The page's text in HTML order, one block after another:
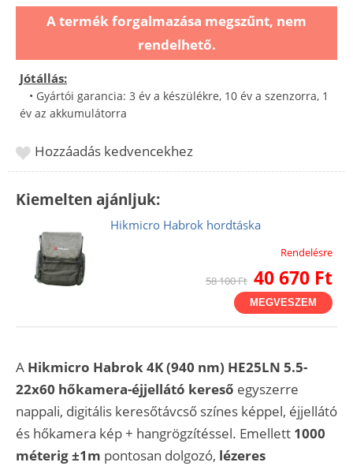
A termék forgalmazása megszűnt, nem
rendelhető.
Jótállás:
• Gyártói garancia: 3 év a készülékre, 10 év a szenzorra, 1
év az akkumulátorra
Hozzáadás kedvencekhez
Kiemelten ajánljuk:
Hikmicro Habrok hordtáska
Rendelésre
58 100 Ft 40 670 Ft
MEGVESZEM
A Hikmicro Habrok 4K (940 nm) HE25LN 5.5-
22x60 hőkamera-éjjellátó kereső egyszerre
nappali, digitális keresőtávcső színes képpel, éjjellátó
és hőkamera kép + hangrögzítéssel. Emellett 1000
méterig ±1m pontosan dolgozó, lézeres